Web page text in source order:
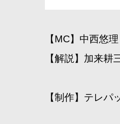
【MC】中西悠
【解説】加来耕
【制作】テレパ